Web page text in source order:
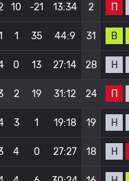
10 -21 13:34 2 П
1 35 44:9 31 В
0 13 27:14 28 Н
2 19 31:12 24 П
3 1 19:18 19 Н
4 0 27:27 18 Н